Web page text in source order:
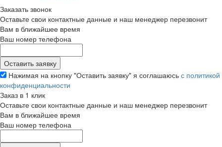
Заказать звонок
Оставьте свои контактные данные и наш менеджер перезвонит
Вам в ближайшее время
Ваш номер телефона
Нажимая на кнопку "Оставить заявку" я соглашаюсь с политикой
конфиденциальности
Заказ в 1 клик
Оставьте свои контактные данные и наш менеджер перезвонит
Вам в ближайшее время
Ваш номер телефона